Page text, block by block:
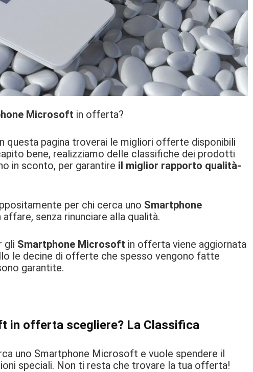
Microsoft in offerta?
questa pagina troverai le migliori offerte disponibili
bene, realizziamo delle classifiche dei prodotti
in sconto, per garantire il miglior rapporto qualità-
per chi cerca uno Smartphone
senza rinunciare alla qualità.
gli Smartphone Microsoft in offerta viene aggiornata
le decine di offerte che spesso vengono fatte
garantite.
in offerta scegliere? La Classifica
uno Smartphone Microsoft e vuole spendere il
speciali. Non ti resta che trovare la tua offerta!